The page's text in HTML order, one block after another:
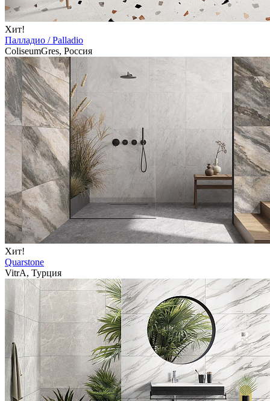
Хит!
Палладио / Palladio
ColiseumGres, Россия
Хит!
Quarstone
VitrA, Турция